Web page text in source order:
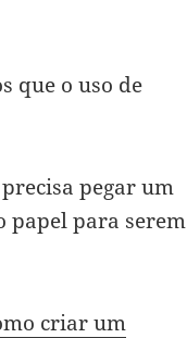
que o uso de
pegar um
papel para serem
criar um